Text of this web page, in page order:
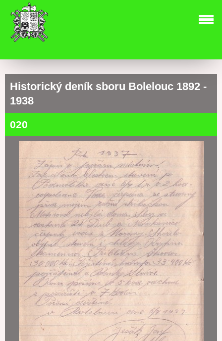
Historický deník sboru Bolelouc 1892 -
1938
020